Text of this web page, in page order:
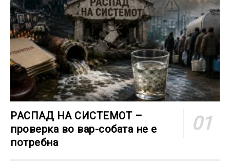
РАСПАД НА СИСТЕМОТ –
проверка во вар-собата не е
потребна